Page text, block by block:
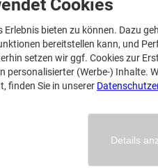
Cookies
Erlebnis bieten zu können. Dazu
bereitstellen kann, und
setzen wir ggf. Cookies zur
personalisierter (Werbe-) Inhalte.
finden Sie in unserer
Details